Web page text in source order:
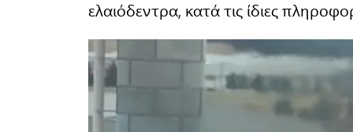
ελαιόδεντρα, κατά τις ίδιες